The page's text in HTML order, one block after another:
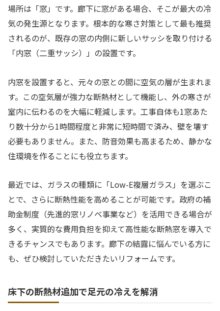
場所は「窓」です。廊下に窓がある場合、そこが最大の冷
気の発生源となります。根本的な寒さ対策として最も推奨
されるのが、既存の窓の内側に新しいサッシを取り付ける
「内窓（二重サッシ）」の設置です。
内窓を設置すると、元々の窓との間に空気の層が生まれま
す。この空気層が強力な断熱材として機能し、外の寒さが
室内に伝わるのを大幅に軽減します。工事自体も1窓あた
り数十分から1時間程度と非常に短時間で済み、壁を壊す
必要もありません。また、防音効果も高まるため、静かな
住環境を作ることにも役立ちます。
最近では、ガラスの種類に「Low-E複層ガラス」を選ぶこ
とで、さらに断熱性能を高めることが可能です。政府の補
助金制度（先進的窓リノベ事業など）を活用できる場合が
多く、実質的な費用負担を抑えて高性能な断熱窓を導入で
きるチャンスでもあります。廊下の結露に悩んでいる方に
も、ぜひ検討していただきたいリフォームです。
床下の断熱材追加で足元の冷えを解消